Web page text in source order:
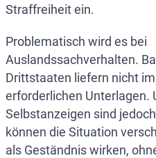
Straffreiheit ein.
Problematisch wird es bei
Auslandssachverhalten.
Drittstaaten liefern nicht
erforderlichen Unterlagen.
Selbstanzeigen sind
können die Situation
als Geständnis wirken,